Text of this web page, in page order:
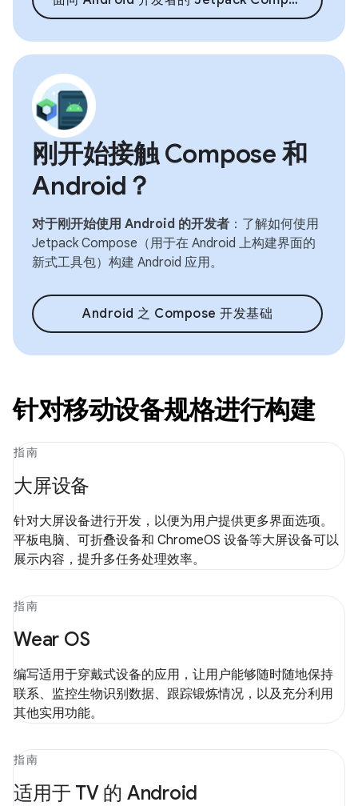
刚开始接触 Compose 和
Android？
对于刚开始使用 Android 的开发者 ：了解如何使用
Jetpack Compose（用于在 Android 上构建界面的
新式工具包）构建 Android 应用。
Android 之 Compose 开发基础
针对移动设备规格进行构建
指南
大屏设备
针对大屏设备进行开发，以便为用户提供更多界面选项。
平板电脑、可折叠设备和 ChromeOS 设备等大屏设备可以
展示内容，提升多任务处理效率。
指南
Wear OS
编写适用于穿戴式设备的应用，让用户能够随时随地保持
联系、监控生物识别数据、跟踪锻炼情况，以及充分利用
其他实用功能。
指南
适用于 TV 的 Android